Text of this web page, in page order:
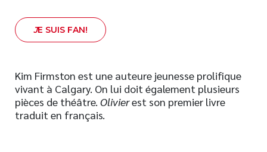
Spiritualité
Famille
Témoignages
Vie pratique
Finances
JE SUIS FAN!
Kim Firmston est une auteure jeunesse prolifique
vivant à Calgary. On lui doit également plusieurs
pièces de théâtre. Olivierest son premier livre
traduit en français.